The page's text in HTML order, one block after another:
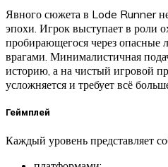
Явного сюжета в Lode Runner
эпохи. Игрок выступает в роли
пробирающегося через опасные
врагами. Минималистичная
историю, а на чистый игровой
усложняется и требует всё
Геймплей
Каждый уровень представляет